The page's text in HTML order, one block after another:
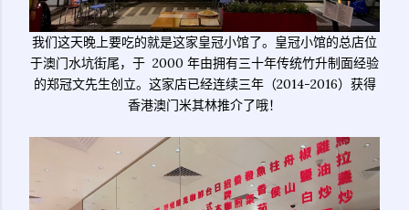
我们这天晚上要吃的就是这家皇冠小馆了。皇冠小馆的总店位
于澳门水坑街尾，于 2000 年由拥有三十年传统竹升制面经验
的郑冠文先生创立。这家店已经连续三年（2014-2016）获得
香港澳门米其林推介了哦！